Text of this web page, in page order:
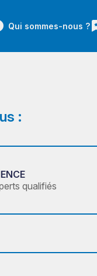
Qui sommes-nous ?
:
qualifiés